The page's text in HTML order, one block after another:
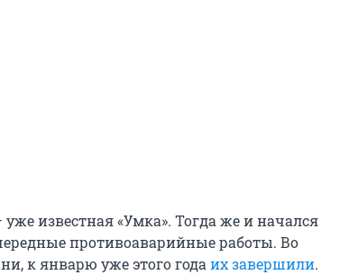
известная «Умка». Тогда же и начался
противоаварийные работы. Во
к январю уже этого года их завершили.